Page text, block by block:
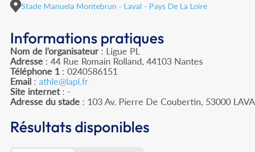
Stade Manuela Montebrun - Laval - Pays De La Loire
Informations pratiques
Nom de l’organisateur : Ligue PL
Adresse : 44 Rue Romain Rolland, 44103 Nantes
Téléphone 1 : 0240586151
Email : athle@lapl.fr
Site internet: -
Adresse du stade : 103 Av. Pierre De Coubertin, 53000
Résultats disponibles